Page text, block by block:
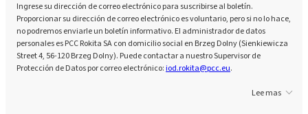
Ingrese su dirección de correo electrónico para suscribirse al boletín.
Proporcionar su dirección de correo electrónico es voluntario, pero si no lo hace,
no podremos enviarle un boletín informativo. El administrador de datos
personales es PCC Rokita SA con domicilio social en Brzeg Dolny (Sienkiewicza
Street 4, 56-120 Brzeg Dolny). Puede contactar a nuestro Supervisor de
Protección de Datos por correo electrónico:iod.rokita@pcc.eu.
Lee mas